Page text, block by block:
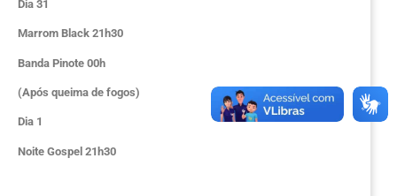
Dia 31
Marrom Black 21h30
Banda Pinote 00h
(Após queima de fogos)
Dia 1
Noite Gospel 21h30